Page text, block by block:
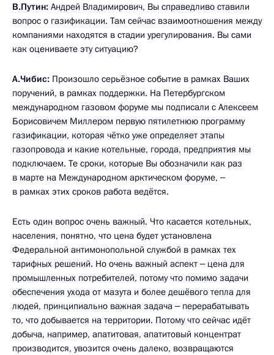
В.Путин: Андрей Владимирович, Вы справедливо ставили
вопрос о газификации. Там сейчас взаимоотношения между
компаниями находятся в стадии урегулирования. Вы сами
как оцениваете эту ситуацию?
А.Чибис: Произошло серьёзное событие в рамках Ваших
поручений, в рамках поддержки. На Петербургском
международном газовом форуме мы подписали с Алексеем
Борисовичем Миллером первую пятилетнюю программу
газификации, которая чётко уже определяет этапы
газопровода и какие котельные, города, предприятия мы
подключаем. Те сроки, которые Вы обозначили как раз
в марте на Международном арктическом форуме, ‒
в рамках этих сроков работа ведётся.
Есть один вопрос очень важный. Что касается котельных,
населения, понятно, что цена будет установлена
Федеральной антимонопольной службой в рамках тех
тарифных решений. Но очень важный аспект ‒ цена для
промышленных потребителей, потому что помимо задачи
обеспечения ухода от мазута и более дешёвого тепла для
людей, принципиально важная задача ‒ перерабатывать
то, что добывается на территории. Потому что сейчас идёт
добыча, например, апатитовая, апатитовый концентрат
производится, увозится очень далеко, возвращаются